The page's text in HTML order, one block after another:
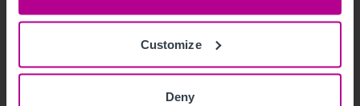
Customize
Deny